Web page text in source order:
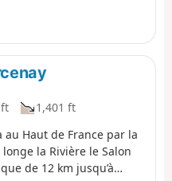
tranquille, vous
paisible entre champs
à Vexellon. Puis direction
son canal que vous
verre de Dampierre-sur-
de la rivière Le Salon,
de la campagne à la
villages tels que,
à Champlitte-la-
1,401 ft
au Haut de France par la
la Rivière le Salon
de 12 km jusqu’à